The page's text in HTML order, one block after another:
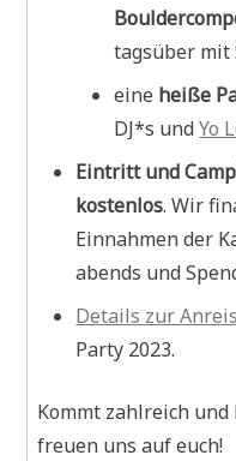
tagsüber mit
eine heiße
DJ*s undYo
Eintritt und
kostenlos. Wir
Einnahmen der
abends und
Details zur
Party 2023.
Kommt zahlreich
freuen uns auf euch!